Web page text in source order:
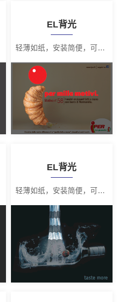
EL背光
轻薄如纸，安装简便，可随意拆装
EL背光
轻薄如纸，安装简便，可随意拆装